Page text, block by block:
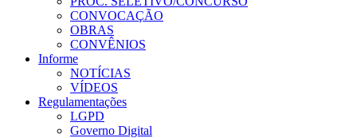
CONVOCAÇÃO
OBRAS
CONVÊNIOS
Informe
NOTÍCIAS
VÍDEOS
Regulamentações
LGPD
Governo Digital